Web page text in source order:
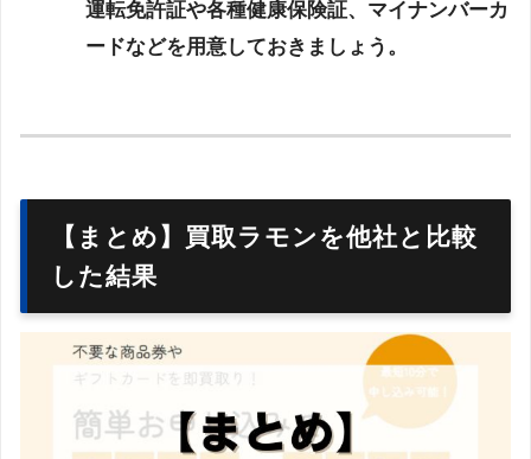
運転免許証や各種健康保険証、マイナンバーカ
ードなどを用意しておきましょう。
【まとめ】買取ラモンを他社と比較
した結果